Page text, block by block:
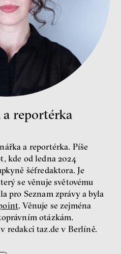
Bill McKibben
Environmentalista, spisovatel,
publicista
Nehrajeme o to, jaké peníze
Miroslav Palanský, Petr Bittner
rozhovor
reportérka
a reportérka. Píše
kde od ledna 2024
šéfredaktora. Je
se věnuje světovému
pro Seznam zprávy a byla
. Věnuje se zejména
otázkám.
redakci taz.de v Berlíně.